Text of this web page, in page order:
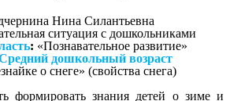
Нина Силантьевна
ситуация с дошкольниками
: «Познавательное развитие»
дошкольный возраст
о снеге» (свойства снега)
знания детей о зиме и